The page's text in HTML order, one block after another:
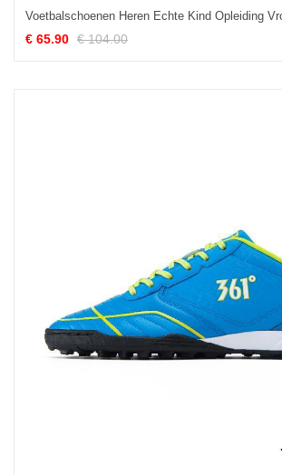
€ 65.90 € 104.00